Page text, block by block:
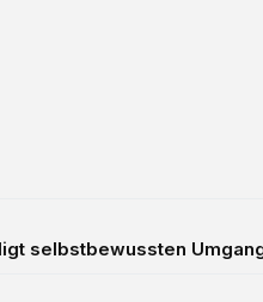
selbstbewussten